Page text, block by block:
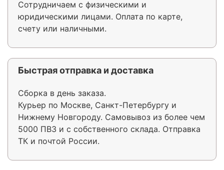
Сотрудничаем с физическими и
юридическими лицами. Оплата по карте,
счету или наличными.
Быстрая отправка и доставка
Сборка в день заказа.
Курьер по Москве, Санкт-Петербургу и
Нижнему Новгороду. Самовывоз из более чем
5000 ПВЗ и с собственного склада. Отправка
ТК и почтой России.